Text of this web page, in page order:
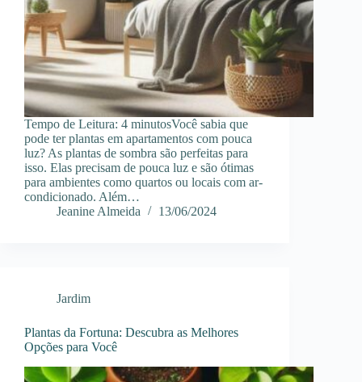
Tempo de Leitura: 4 minutosVocê sabia que
pode ter plantas em apartamentos com pouca
luz? As plantas de sombra são perfeitas para
isso. Elas precisam de pouca luz e são ótimas
para ambientes como quartos ou locais com ar-
condicionado. Além…
Jeanine Almeida
13/06/2024
Jardim
Plantas da Fortuna: Descubra as Melhores
Opções para Você